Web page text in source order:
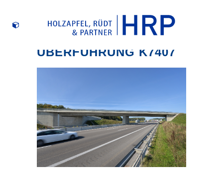
BAB A8 BW1
ÜBERFÜHRUNG K7407